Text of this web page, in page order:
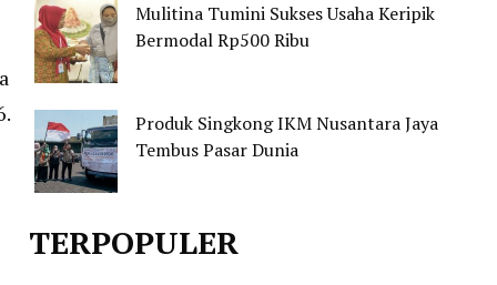
Mulitina Tumini Sukses Usaha Keripik
Bermodal Rp500 Ribu
Produk Singkong IKM Nusantara Jaya
Tembus Pasar Dunia
TERPOPULER